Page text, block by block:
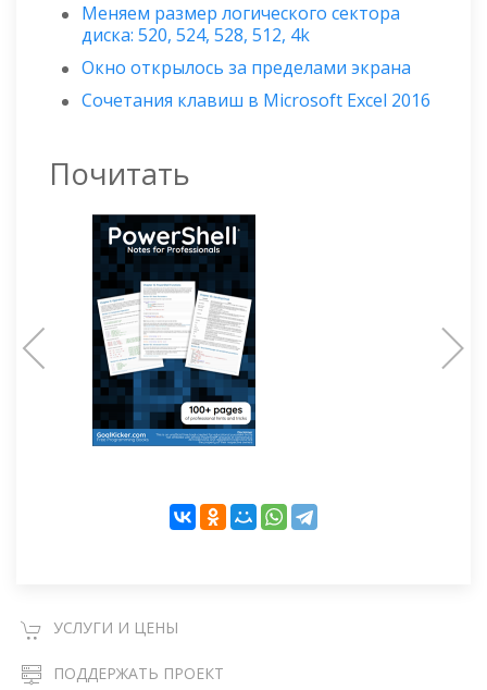
Меняем размер логического сектора
диска: 520, 524, 528, 512, 4k
Окно открылось за пределами экрана
Сочетания клавиш в Microsoft Excel 2016
Почитать
УСЛУГИ И ЦЕНЫ
ПОДДЕРЖАТЬ ПРОЕКТ